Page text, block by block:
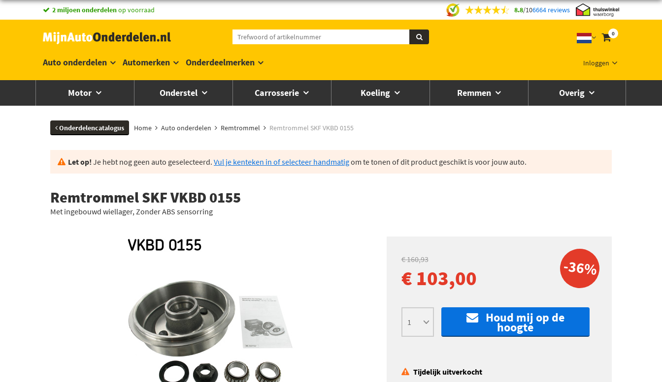
2 miljoen onderdelenop voorraad 8.8/106664 reviews
0
Inloggen
Auto onderdelen Automerken Onderdeelmerken
Motor Onderstel Carrosserie Koeling Remmen Overig
Onderdelencatalogus Home Auto onderdelen Remtrommel Remtrommel SKF VKBD 0155
Let op! Je hebt nog geen auto geselecteerd. Vul je kenteken in of selecteer handmatigom te tonen of dit product geschikt is voor jouw auto.
Remtrommel SKF VKBD 0155
Met ingebouwd wiellager, Zonder ABS sensorring
-36%
€ 160,93
€ 103,00
Houd mij op de
hoogte
Tijdelijk uitverkocht